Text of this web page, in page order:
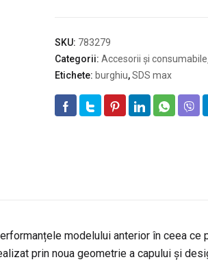
SKU: 783279
Categorii: Accesorii și consumabile
Etichete: burghiu,SDS max
modelului anterior în ceea
prin noua geometrie a capului și